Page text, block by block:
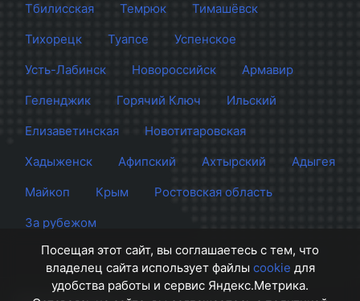
Тбилисская
Темрюк
Тимашёвск
Тихорецк
Туапсе
Успенское
Усть-Лабинск
Новороссийск
Армавир
Геленджик
Горячий Ключ
Ильский
Елизаветинская
Новотитаровская
Хадыженск
Афипский Ахтырский
Адыгея
Майкоп
Крым
Ростовская область
За рубежом
Посещая этот сайт, вы соглашаетесь с тем, что
владелец сайта использует файлы cookie для
удобства работы и сервис Яндекс.Метрика.